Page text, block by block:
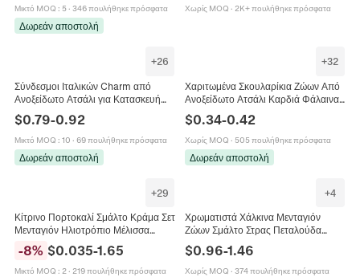
Μικτό MOQ : 5· 346 πουλήθηκε πρόσφατα
Δωρεάν αποστολή
Χωρίς MOQ · 2K+ πουλήθηκε πρόσφατα
+26
Σύνδεσμοι Ιταλικών Charm από
Ανοξείδωτο Ατσάλι για Κατασκευή
Πιπεριά Μέλισσα Σμάλτο Στρας
Κρεμαστά Charm για Γυναίκες
$0.79-0.92
Μικτό MOQ : 10 · 69 πουλήθηκε πρόσφατα
Δωρεάν αποστολή
+32
Χαριτωμένα Σκουλαρίκια Ζώων Από
Ανοξείδωτο Ατσάλι Καρδιά Φάλαινα
Κουνέλι Κοσμήματα Για Γυναίκες
$0.34-0.42
Χωρίς MOQ · 505 πουλήθηκε πρόσφατα
Δωρεάν αποστολή
+29
Κίτρινο Πορτοκαλί Σμάλτο Κράμα Σετ
Μενταγιόν Ηλιοτρόπιο Μέλισσα
Αστέρι Φεγγάρι Φρούτα Μενταγιόν
για DIY Κατασκευή Κοσμημάτων
Κολιέ Βραχιόλι Αξεσουάρ
-8% $0.035-1.65
Μικτό MOQ : 2· 219 πουλήθηκε πρόσφατα
+4
Χρωματιστά Χάλκινα Μενταγιόν
Ζώων Σμάλτο Στρας Πεταλούδα
Χελώνα Λιβελούλα Μέλισσα DIY
Αξεσουάρ Κατασκευής Κοσμημάτων
$0.96-1.46
Χωρίς MOQ · 374 πουλήθηκε πρόσφατα